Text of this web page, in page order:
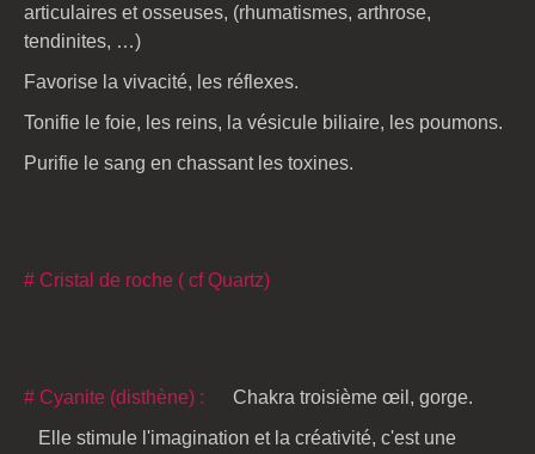
articulaires et osseuses, (rhumatismes, arthrose,
tendinites, …)
Favorise la vivacité, les réflexes.
Tonifie le foie, les reins, la vésicule biliaire, les poumons.
Purifie le sang en chassant les toxines.
# Cristal de roche ( cf Quartz)
# Cyanite (disthène) : Chakra troisième œil, gorge.
Elle stimule l'imagination et la créativité, c'est une